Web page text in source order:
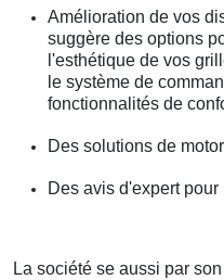
Amélioration de vos
suggère des options
l'esthétique de vos
le système de
fonctionnalités de
Des solutions de
Des avis d'expert
La société se aussi par